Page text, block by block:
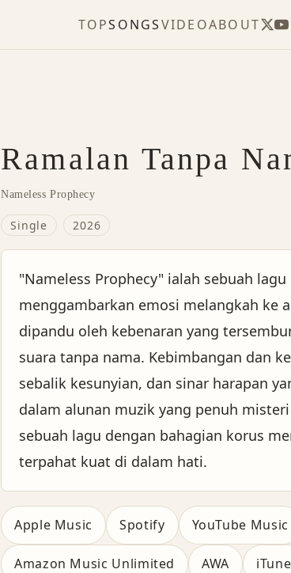
TOPSONGSVIDEOABOUT
Ramalan Tanpa
Nameless Prophecy
Single 2026
"Nameless Prophecy" ialah sebuah
menggambarkan emosi melangkah ke
dipandu oleh kebenaran yang
suara tanpa nama. Kebimbangan dan
sebalik kesunyian, dan sinar harapan
dalam alunan muzik yang penuh
sebuah lagu dengan bahagian korus
terpahat kuat di dalam hati.
Apple Music Spotify YouTube Music
Amazon Music Unlimited AWA